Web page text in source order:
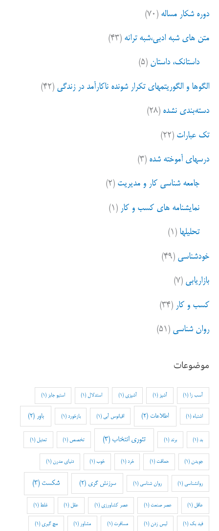
ب
ا
دوره شکار مساله (۷۰)
متن های شبه ادبی،شبه ترانه (۴۳)
داستانک، داستان (۵)
الگوها و الگوریتمهای تکرار شونده ناکارآمد در زندگی (۴۲)
دسته‌بندی نشده (۲۸)
تک عبارات (۲۲)
درسهای آموخته شده (۳)
جامعه شناسی کار و مدیریت (۲)
نمایشنامه های کسب و کار (۱)
تحلیلها (۱)
خودشناسی (۴۹)
بازاریابی (۷)
کسب و کار (۳۴)
روان شناسی (۵۱)
موضوعات
آسب زا (1) آشپز (1) آشپزی (1) استدلال (1) استیو جابز (1)
اشتباه (1) اطلاعات (2) اقیانوس آبی (1) بازخورد (1) باور (2)
بد(1) برند (1) تئوری انتخاب (3) تخصص (1) تمثیل (1)
جویدن (1) حماقت (1) خرد (1) خوب(1) دنیای مدرن (1)
روانشناسی (1) روان شناسی (1) سرزنش گری (2) شکست (3)
عاقل (1) عصر صنعت (1) عصر کشاورزی (1) عقل (1) غلط (1)
فید بک(1) لیس زدن (1) مسافرت (1) مشاور (1) مچ گیری (1)